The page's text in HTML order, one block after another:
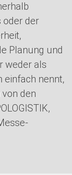
oder der
Planung und
weder als
einfach nennt,
den